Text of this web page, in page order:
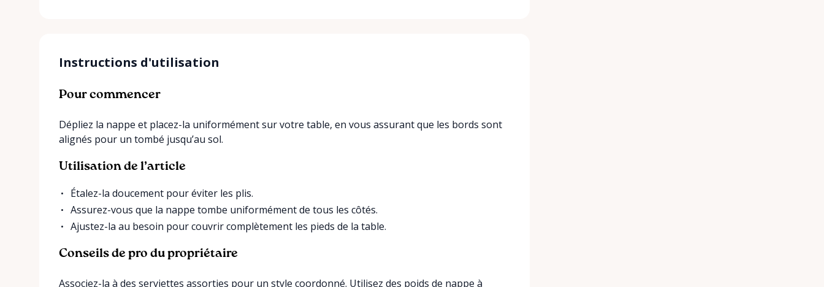
Instructions d'utilisation
Pour commencer
Dépliez la nappe et placez-la uniformément sur votre table, en vous assurant que les bords sont
alignés pour un tombé jusqu’au sol.
Utilisation de l’article
Étalez-la doucement pour éviter les plis.
Assurez-vous que la nappe tombe uniformément de tous les côtés.
Ajustez-la au besoin pour couvrir complètement les pieds de la table.
Conseils de pro du propriétaire
Associez-la à des serviettes assorties pour un style coordonné. Utilisez des poids de nappe à